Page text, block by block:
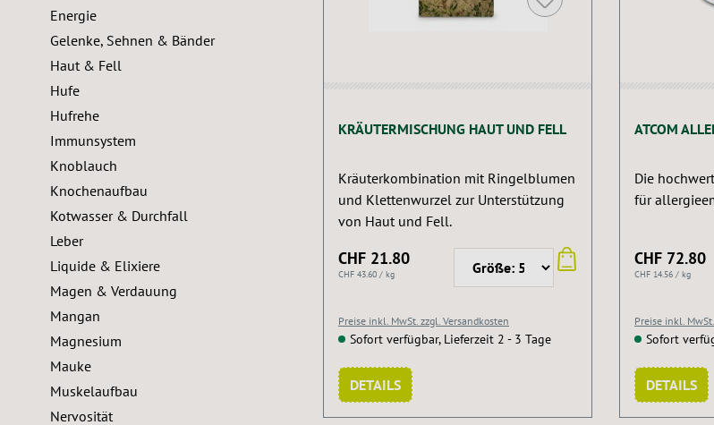
Energie
Gelenke, Sehnen & Bänder
Haut & Fell
Hufe
Hufrehe
Immunsystem
Knoblauch
Knochenaufbau
Kotwasser & Durchfall
Leber
Liquide & Elixiere
Magen & Verdauung
Mangan
Magnesium
Mauke
Muskelaufbau
Nervosität
KRÄUTERMISCHUNG HAUT UND FELL
Kräuterkombination mit Ringelblumen
und Klettenwurzel zur Unterstützung
von Haut und Fell.
CHF 21.80
CHF 43.60 / kg
Preise inkl. MwSt. zzgl. Versandkosten
Sofort verfügbar, Lieferzeit 2 - 3 Tage
DETAILS
ATCOM
Die
für
CHF 72.80
CHF 14.56 / kg
Preise inkl.
Sofort
DETAILS